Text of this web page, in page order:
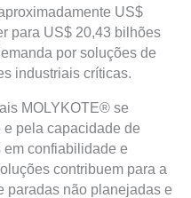
US$
para US$ 20,43 bilhões
por soluções de
industriais críticas.
MOLYKOTE® se
pela capacidade de
confiabilidade e
contribuem para a
paradas não planejadas e